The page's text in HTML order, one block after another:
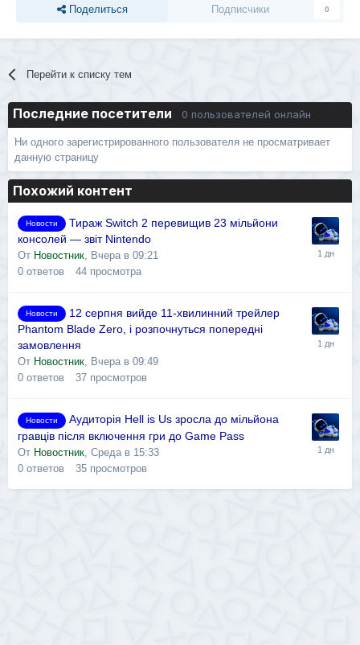
Поделиться Подписчики 0
Перейти к списку тем
Последние посетители 0 пользователей онлайн
Ни одного зарегистрированного пользователя не просматривает
данную страницу
Похожий контент
Новости
Тираж Switch 2 перевищив 23 мільйони
консолей — звіт Nintendo
От Новостник
Вчера в 09:21
0 ответов 44 просмотра
Новости
12 серпня вийде 11-хвилинний трейлер
Phantom Blade Zero, і розпочнуться попередні
замовлення
От Новостник, Вчера в 09:49
0 ответов 37 просмотров
Новости
Аудиторія Hell is Us зросла до мільйона
гравців після включення гри до Game Pass
От Новостник Среда в 15:33
0 ответов 35 просмотров